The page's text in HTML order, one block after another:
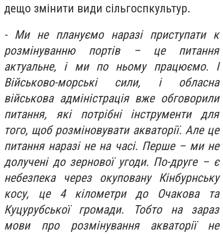
дещо змінити види сільгоспкультур.
- Ми не плануємо наразі приступати к
розмінуванню портів – це питання
актуальне, і ми по ньому працюємо. І
Військово-морські сили, і обласна
військова адміністрація вже обговорили
питання, які потрібні інструменти для
того, щоб розміновувати акваторії. Але це
питання наразі не на часі. Перше – ми не
долучені до зернової угоди. По-друге – є
небезпека через окуповану Кінбурнську
косу, це 4 кілометри до Очакова та
Куцурубської громади. Тобто на зараз
мови про розмінування акваторії не